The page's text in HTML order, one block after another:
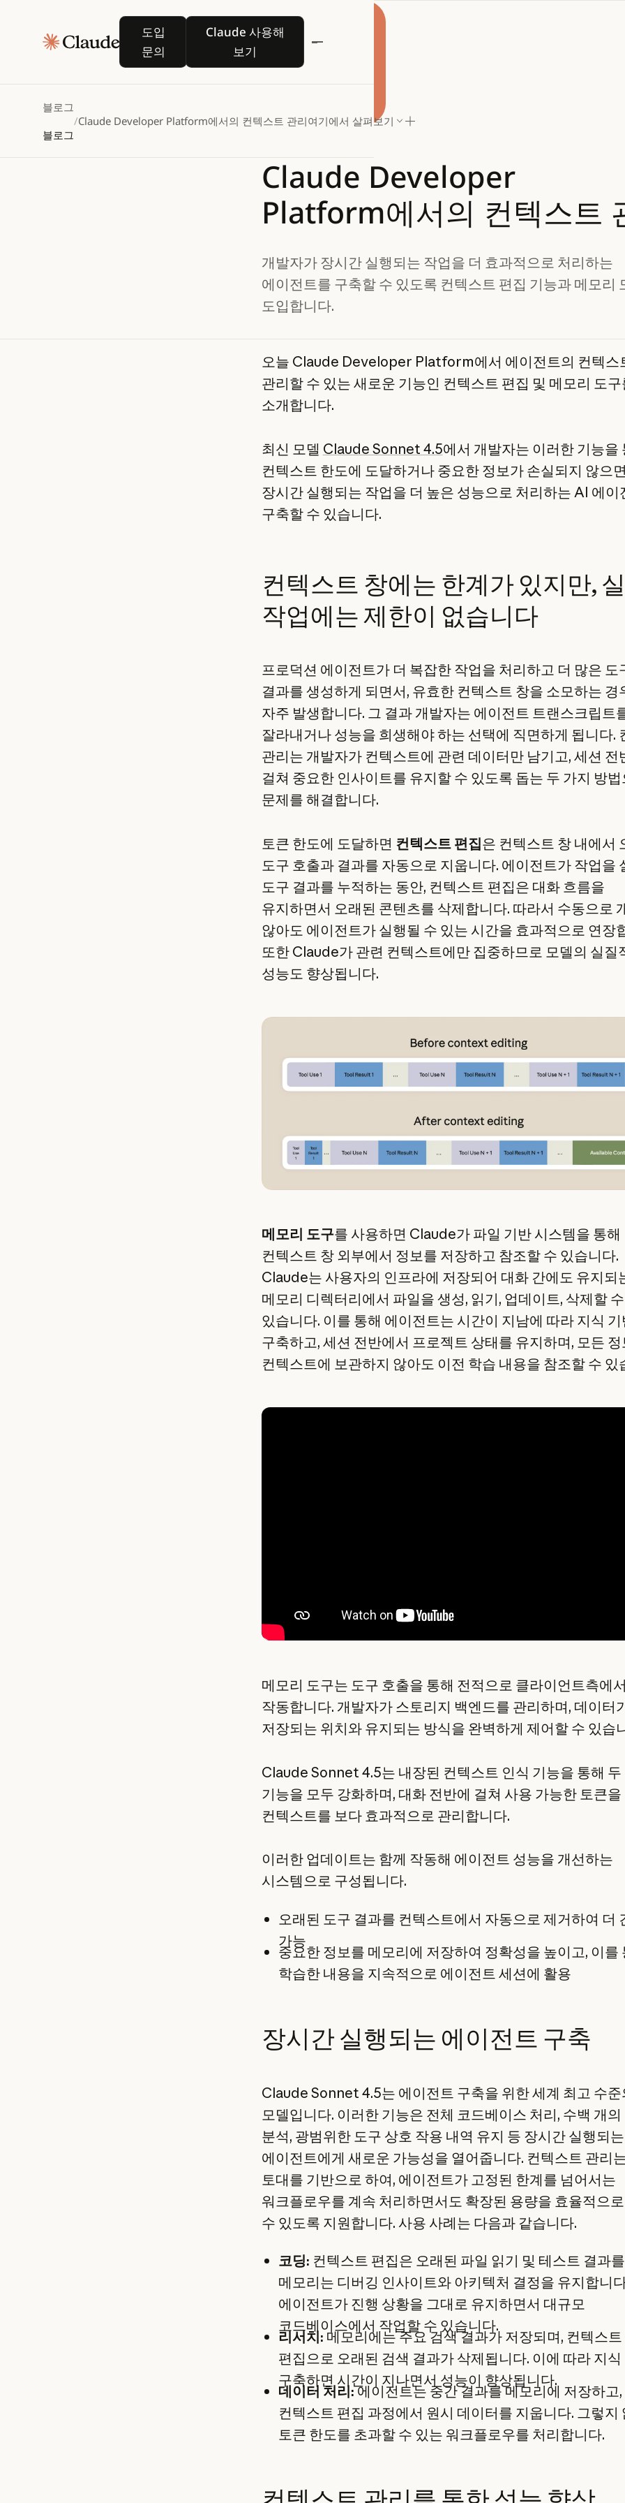
도입
문의
도입 문의
Claude 사용해
보기
Claude 사용해 보기
블로그
블로그
/Claude Developer Platform에서의 컨텍스트 관리여기에서 살펴보기
Claude Developer
Platform에서의 컨텍스트
개발자가 장시간 실행되는 작업을 더 효과적으로 처리하는
에이전트를 구축할 수 있도록 컨텍스트 편집 기능과 메모리
도입합니다.
오늘 Claude Developer Platform에서 에이전트의 컨텍스
관리할 수 있는 새로운 기능인 컨텍스트 편집 및 메모리 도구
소개합니다.
최신 모델 Claude Sonnet 4.5에서 개발자는 이러한 기능을
컨텍스트 한도에 도달하거나 중요한 정보가 손실되지 않으
장시간 실행되는 작업을 더 높은 성능으로 처리하는 AI 에이
구축할 수 있습니다.
컨텍스트 창에는 한계가 있지만,
작업에는 제한이 없습니다
프로덕션 에이전트가 더 복잡한 작업을 처리하고 더 많은 도
결과를 생성하게 되면서, 유효한 컨텍스트 창을 소모하는 경
자주 발생합니다. 그 결과 개발자는 에이전트 트랜스크립트
잘라내거나 성능을 희생해야 하는 선택에 직면하게 됩니다.
관리는 개발자가 컨텍스트에 관련 데이터만 남기고, 세션 전
걸쳐 중요한 인사이트를 유지할 수 있도록 돕는 두 가지 방
문제를 해결합니다.
토큰 한도에 도달하면 컨텍스트 편집은 컨텍스트 창 내에서
도구 호출과 결과를 자동으로 지웁니다. 에이전트가 작업을
도구 결과를 누적하는 동안, 컨텍스트 편집은 대화 흐름을
유지하면서 오래된 콘텐츠를 삭제합니다. 따라서 수동으로
않아도 에이전트가 실행될 수 있는 시간을 효과적으로 연장
또한 Claude가 관련 컨텍스트에만 집중하므로 모델의 실질
성능도 향상됩니다.
메모리 도구를 사용하면 Claude가 파일 기반 시스템을 통해
컨텍스트 창 외부에서 정보를 저장하고 참조할 수 있습니다.
Claude는 사용자의 인프라에 저장되어 대화 간에도 유지되
메모리 디렉터리에서 파일을 생성, 읽기, 업데이트, 삭제할 수
있습니다. 이를 통해 에이전트는 시간이 지남에 따라 지식
구축하고, 세션 전반에서 프로젝트 상태를 유지하며, 모든
컨텍스트에 보관하지 않아도 이전 학습 내용을 참조할 수 있
메모리 도구는 도구 호출을 통해 전적으로 클라이언트측에
작동합니다. 개발자가 스토리지 백엔드를 관리하며, 데이터
저장되는 위치와 유지되는 방식을 완벽하게 제어할 수 있습
Claude Sonnet 4.5는 내장된 컨텍스트 인식 기능을 통해 두
기능을 모두 강화하며, 대화 전반에 걸쳐 사용 가능한 토큰
컨텍스트를 보다 효과적으로 관리합니다.
이러한 업데이트는 함께 작동해 에이전트 성능을 개선하는
시스템으로 구성됩니다.
오래된 도구 결과를 컨텍스트에서 자동으로 제거하여 더
가능
중요한 정보를 메모리에 저장하여 정확성을 높이고, 이를
학습한 내용을 지속적으로 에이전트 세션에 활용
장시간 실행되는 에이전트 구축
Claude Sonnet 4.5는 에이전트 구축을 위한 세계 최고 수준
모델입니다. 이러한 기능은 전체 코드베이스 처리, 수백 개의
분석, 광범위한 도구 상호 작용 내역 유지 등 장시간 실행되는
에이전트에게 새로운 가능성을 열어줍니다. 컨텍스트 관리
토대를 기반으로 하여, 에이전트가 고정된 한계를 넘어서는
워크플로우를 계속 처리하면서도 확장된 용량을 효율적으
수 있도록 지원합니다. 사용 사례는 다음과 같습니다.
코딩: 컨텍스트 편집은 오래된 파일 읽기 및 테스트 결과
메모리는 디버깅 인사이트와 아키텍처 결정을 유지합니
에이전트가 진행 상황을 그대로 유지하면서 대규모
코드베이스에서 작업할 수 있습니다.
리서치: 메모리에는 주요 검색 결과가 저장되며, 컨텍스트
편집으로 오래된 검색 결과가 삭제됩니다. 이에 따라 지
구축하면 시간이 지나면서 성능이 향상됩니다.
데이터 처리:에이전트는 중간 결과를 메모리에 저장하고,
컨텍스트 편집 과정에서 원시 데이터를 지웁니다. 그렇지
토큰 한도를 초과할 수 있는 워크플로우를 처리합니다.